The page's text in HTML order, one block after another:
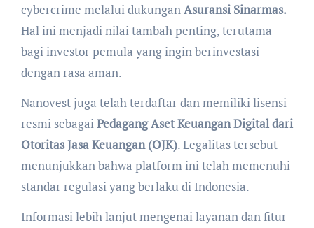
cybercrime melalui dukunganAsuransi Sinarmas.
Hal ini menjadi nilai tambah penting, terutama
bagi investor pemula yang ingin berinvestasi
dengan rasa aman.
Nanovest juga telah terdaftar dan memiliki lisensi
resmi sebagaiPedagang Aset Keuangan Digital dari
Otoritas Jasa Keuangan (OJK). Legalitas tersebut
menunjukkan bahwa platform ini telah memenuhi
standar regulasi yang berlaku di Indonesia.
Informasi lebih lanjut mengenai layanan dan fitur